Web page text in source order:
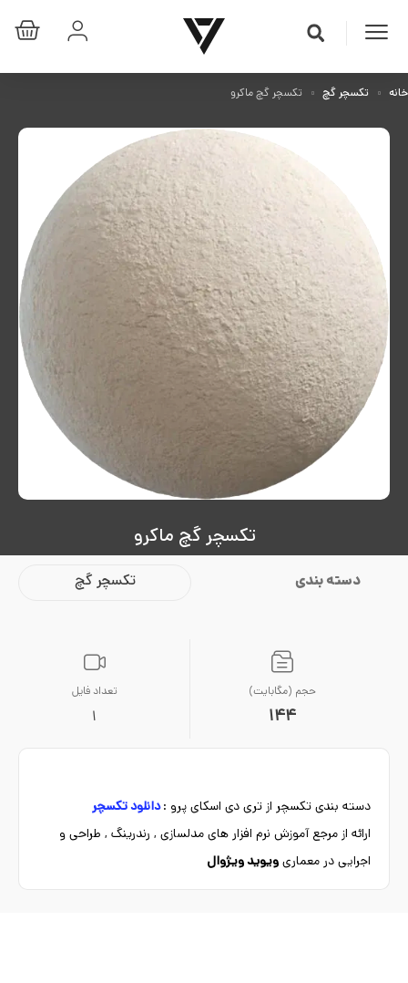
خانه تکسچر گچ تکسچر گچ ماکرو
تکسچر گچ ماکرو
دسته بندی تکسچر گچ
حجم (مگابایت)
144
تعداد فایل
1
دسته بندی تکسچر از تری دی اسکای پرو :دانلود تکسچر
ارائه از مرجع آموزش نرم افزار های مدلسازی , رندرینگ , طراحی و
اجرایی در معماریویوید ویژوال